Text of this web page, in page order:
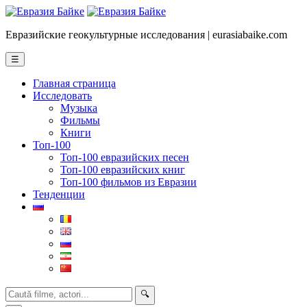
Евразийские геокультурные исследования | eurasiabaike.com
☰
Главная страница
Исследовать
Музыка
Фильмы
Книги
Топ-100
Топ-100 евразийских песен
Топ-100 евразийских книг
Топ-100 фильмов из Евразии
Тенденции
🔍